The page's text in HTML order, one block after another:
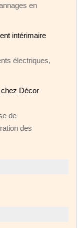
en
intérimaire
électriques,
Décor
de
des